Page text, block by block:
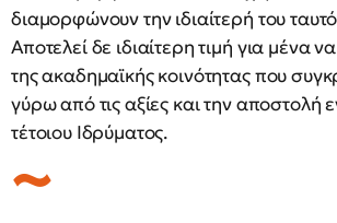
διαμορφώνουν την ιδιαίτερή του
Αποτελεί δε ιδιαίτερη τιμή για μένα
της ακαδημαϊκής κοινότητας που
γύρω από τις αξίες και την αποστολή
τέτοιου Ιδρύματος.